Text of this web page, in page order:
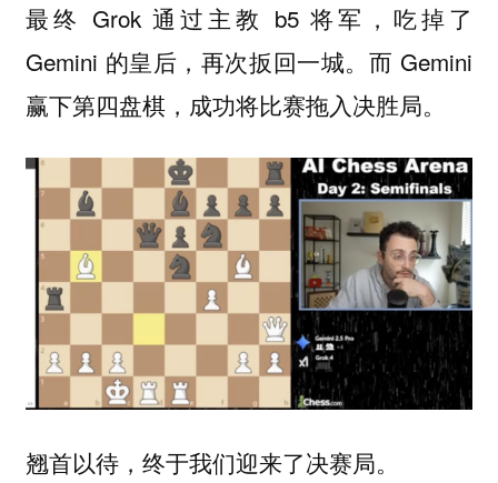
最终 Grok 通过主教 b5 将军，吃掉了
Gemini 的皇后，再次扳回一城。而 Gemini
赢下第四盘棋，成功将比赛拖入决胜局。
翘首以待，终于我们迎来了决赛局。